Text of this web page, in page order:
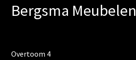
Bergsma Meubelen
Overtoom 4